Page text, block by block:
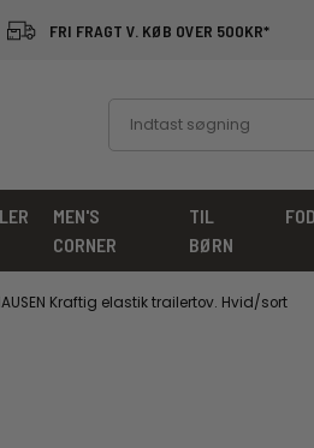
FRI FRAGT V. KØB OVER 500KR*
MEN'S
CORNER
TIL
BØRN
Kraftig elastik trailertov. Hvid/sort